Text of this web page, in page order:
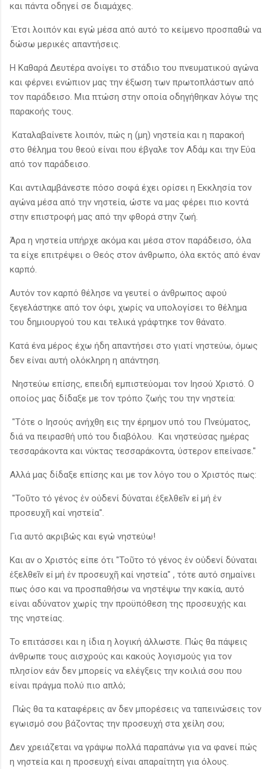
και πάντα οδηγεί σε διαμάχες.
Έτσι λοιπόν και εγώ μέσα από αυτό το κείμενο προσπαθώ να
δώσω μερικές απαντήσεις.
Η Καθαρά Δευτέρα ανοίγει το στάδιο του πνευματικού αγώνα
και φέρνει ενώπιον μας την έξωση των πρωτοπλάστων από
τον παράδεισο. Μια πτώση στην οποία οδηγήθηκαν λόγω της
παρακοής τους.
Καταλαβαίνετε λοιπόν, πώς η (μη) νηστεία και η παρακοή
στο θέλημα του θεού είναι που έβγαλε τον Αδάμ και την Εύα
από τον παράδεισο.
Και αντιλαμβάνεστε πόσο σοφά έχει ορίσει η Εκκλησία τον
αγώνα μέσα από την νηστεία, ώστε να μας φέρει πιο κοντά
στην επιστροφή μας από την φθορά στην ζωή.
Άρα η νηστεία υπήρχε ακόμα και μέσα στον παράδεισο, όλα
τα είχε επιτρέψει ο Θεός στον άνθρωπο, όλα εκτός από έναν
καρπό.
Αυτόν τον καρπό θέλησε να γευτεί ο άνθρωπος αφού
ξεγελάστηκε από τον όφι, χωρίς να υπολογίσει το θέλημα
του δημιουργού του και τελικά γράφτηκε τον θάνατο.
Κατά ένα μέρος έχω ήδη απαντήσει στο γιατί νηστεύω, όμως
δεν είναι αυτή ολόκληρη η απάντηση.
Νηστεύω επίσης, επειδή εμπιστεύομαι τον Ιησού Χριστό. Ο
οποίος μας δίδαξε με τον τρόπο ζωής του την νηστεία:
"Τότε ο Ιησούς ανήχθη εις την έρημον υπό του Πνεύματος,
διά να πειρασθή υπό του διαβόλου. Και νηστεύσας ημέρας
τεσσαράκοντα και νύκτας τεσσαράκοντα, ύστερον επείνασε."
Αλλά μας δίδαξε επίσης και με τον λόγο του ο Χριστός πως:
"Τοῦτο τό γένος ἐν οὐδενί δύναται ἐξελθεῖν εἰ μή ἐν
προσευχῆ καί νηστεία".
Για αυτό ακριβώς και εγώ νηστεύω!
Και αν ο Χριστός είπε ότι "Τοῦτο τό γένος ἐν οὐδενί δύναται
ἐξελθεῖν εἰ μή ἐν προσευχῆ καί νηστεία" , τότε αυτό σημαίνει
πως όσο και να προσπαθήσω να νηστέψω την κακία, αυτό
είναι αδύνατον χωρίς την προϋπόθεση της προσευχής και
της νηστείας.
Το επιτάσσει και η ίδια η λογική άλλωστε. Πώς θα πάψεις
άνθρωπε τους αισχρούς και κακούς λογισμούς για τον
πλησίον εάν δεν μπορείς να ελέγξεις την κοιλιά σου που
είναι πράγμα πολύ πιο απλό;
Πώς θα τα καταφέρεις αν δεν μπορέσεις να ταπεινώσεις τον
εγωισμό σου βάζοντας την προσευχή στα χείλη σου;
Δεν χρειάζεται να γράψω πολλά παραπάνω για να φανεί πώς
η νηστεία και η προσευχή είναι απαραίτητη για όλους.